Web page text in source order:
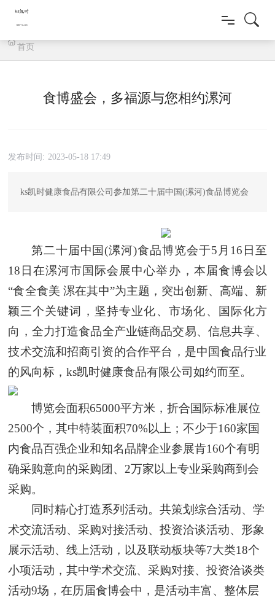
健康产品
科研创新
首页
食博盛会，多福源与您相约漯河
发布时间: 2023-05-18 17:49
ks凯时健康食品有限公司参加第二十届中国(漯河)食品博览会
第二十届中国(漯河)食品博览会于5月16日至
18日在漯河市国际会展中心举办，本届食博会以
“食全食美 漯在其中”为主题，突出创新、高端、新
颖三个关键词，坚持专业化、市场化、国际化方
向，全力打造食品全产业链商品交易、信息共享、
技术交流和招商引资的合作平台 ， 是中国食品行业
的风向标，ks凯时健康食品有限公司如约而至。
博览会面积65000平方米，折合国际标准展位
2500个，其中特装面积70%以上；不少于160家国
内食品百强企业和知名品牌企业参展肯160个有明
确采购意向的采购团、2万家以上专业采购商到会
采购。
同时精心打造系列活动。共策划综合活动、学
术交流活动、采购对接活动、投资洽谈活动、形象
展示活动、线上活动，以及联动板块等7大类18个
小项活动，其中学术交流、采购对接、投资洽谈类
活动9场，在历届食博会中，是活动丰富、整体层